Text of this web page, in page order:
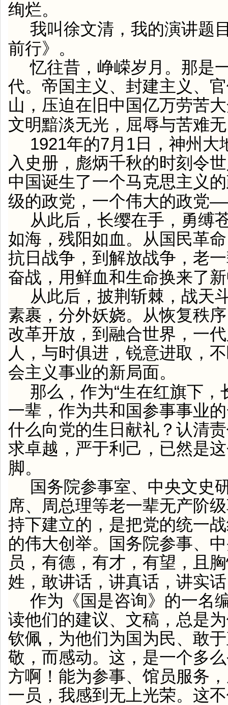
绚烂。
我叫徐文清，我的演讲题
前行》。
忆往昔，峥嵘岁月。那是
代。帝国主义、封建主义、
山，压迫在旧中国亿万劳苦
文明黯淡无光，屈辱与苦难
1921年的7月 1 日
，神州
入史册，彪炳千秋的时刻令
中国诞生了一个马克思主义
级的政党，一个伟大的政党
从此后，长缨在手，勇缚
如海，残阳如血。从国民革
抗日战争，到解放战争，老
奋战，用鲜血和生命换来了
从此后，披荆斩棘，战天
素裹，分外妖娆。从恢复秩
改革开放，到融合世界，一
人，与时俱进，锐意进取，
会主义事业的新局面。
那么，作为“生在红旗下，
一辈，作为共和国参事事业
什么向党的生日献礼？认清
求卓越，严于利己，已然是
脚。
国务院参事室、中央文史
席、周总理等老一辈无产阶
持下建立的，是把党的统一
的伟大创举。国务院参事、
员，有德，有才，有望，且
姓，敢讲话，讲真话，讲实
作为《国是咨询》的一名
读他们的建议、文稿，总是
钦佩，为他们为国为民、敢
敬，而感动。这，是一个多
方啊！能为参事、馆员服务
一员，我感到无上光荣。这